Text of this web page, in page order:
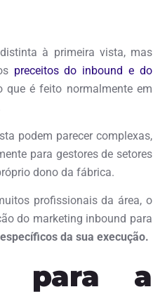
à primeira vista, mas
preceitos do inbound e do
que é feito normalmente em
podem parecer complexas,
para gestores de setores
dono da fábrica.
profissionais da área, o
do marketing inbound para
da sua execução.
para a